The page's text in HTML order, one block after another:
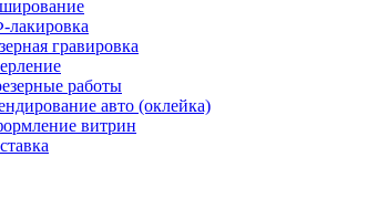
лакировка
гравировка
работы
авто (оклейка)
витрин